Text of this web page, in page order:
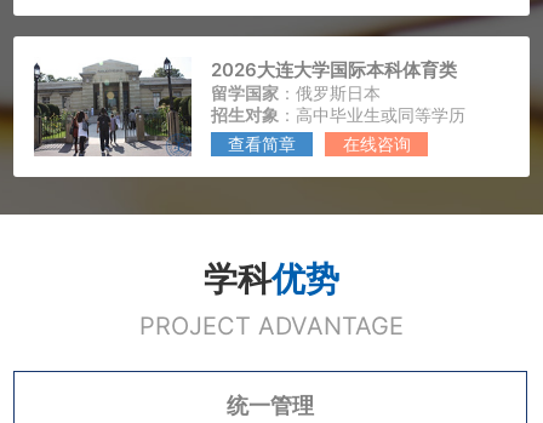
2026大连大学国际本科体育类
留学国家：俄罗斯日本
招生对象 ：高中毕业生或同等学历
查看简章
在线咨询
学科优势
PROJECT ADVANTAGE
统一管理